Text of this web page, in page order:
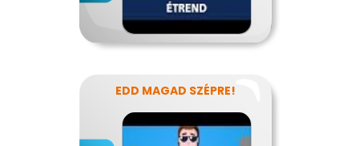
EDD MAGAD SZÉPRE!